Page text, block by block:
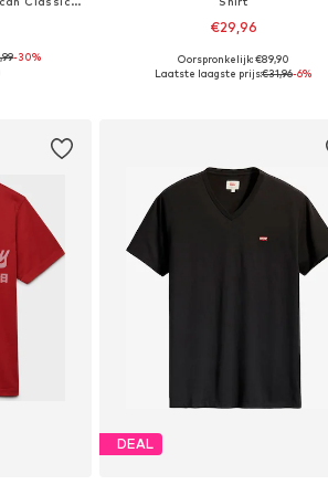
XXL, 4XL
-30%
€29,96
Beschikbare maten: XS, S, M, L, XL
Oorspronkelijk: €89,90
Laatste laagste prijs:€31,96-6%
DEAL